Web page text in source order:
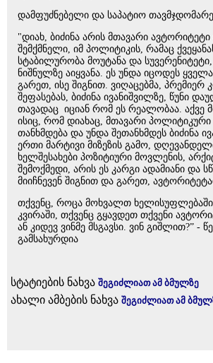
დამფუძნებელი და საპატიო
"დიახ, ბიძინა არის მთავარი
შემქმნელი, იმ პოლიტიკის, რამაც
სტაბილურობა მოუტანა და
ნიშნულზე აიყვანა. ეს უნდა იცოდეს
გარეთ, ისე შიგნით. ვიღაცებმა, პრემიერ
შეფასებას, ბიძინა ივანიშვილზე, წუნი
თავადაც იციან რომ ეს რეალობაა. აქვე
ისიც, რომ დიახაც, მთავარი პოლიტიკური
თანხმდება და უნდა შეთანხმდეს ბიძინა
ერთი მარტივი მიზეზის გამო,
ხელშესახები პოზიტიური მოვლენის,
შემოქმედი, არის ეს კარგი ადამიანი და
მიიჩნევენ შიგნით და გარეთ,
თქვენც, როცა მოხვალთ
კვირაში, თქვენც გყავდეთ თქვენი
ან კიდევ ვინმე მსგავსი. ვინ გიშლით?” -
გამსახურდია
სტატიების ნახვა შეგიძლიათ ამ ბმულზე
ახალი ამბების ნახვა შეგიძლიათ ამ